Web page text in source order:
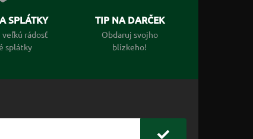
SPLÁTKY
rádosť
splátky
TIP NA DARČEK
Obdaruj svojho
blízkeho!